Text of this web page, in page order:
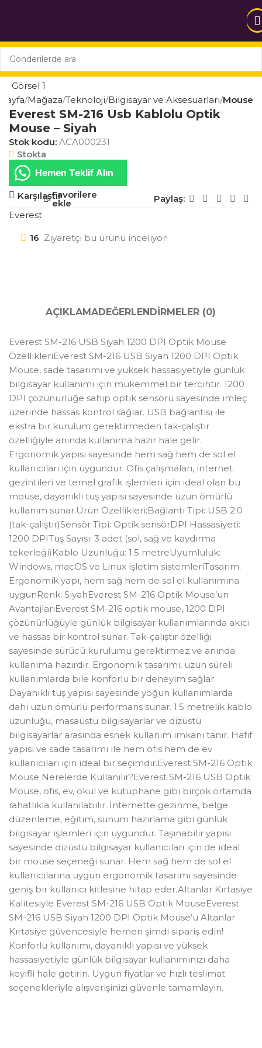
Mağaza Teknoloji Bilgisayar ve Aksesuarları Mouse
Everest SM-216 Usb Kablolu Optik
Mouse – Siyah
Stok kodu: ACA000231
Stokta
Hemen Teklif Alın
KarşılaştırFavorilere
ekle
Paylaş:
Everest
16 Ziyaretçi bu ürünü inceliyor!
AÇIKLAMADEĞERLENDIRMELER (0)
Everest SM-216 USB Siyah 1200 DPI Optik Mouse
ÖzellikleriEverest SM-216 USB Siyah 1200 DPI Optik
Mouse, sade tasarımı ve yüksek hassasiyetiyle günlük
bilgisayar kullanımı için mükemmel bir tercihtir. 1200
DPI çözünürlüğe sahip optik sensörü sayesinde imleç
üzerinde hassas kontrol sağlar. USB bağlantısı ile
ekstra bir kurulum gerektirmeden tak-çalıştır
özelliğiyle anında kullanıma hazır hale gelir.
Ergonomik yapısı sayesinde hem sağ hem de sol el
kullanıcıları için uygundur. Ofis çalışmaları, internet
gezintileri ve temel grafik işlemleri için ideal olan bu
mouse, dayanıklı tuş yapısı sayesinde uzun ömürlü
kullanım sunar.Ürün Özellikleri:Bağlantı Tipi: USB 2.0
(tak-çalıştır)Sensör Tipi: Optik sensörDPI Hassasiyeti:
1200 DPITuş Sayısı: 3 adet (sol, sağ ve kaydırma
tekerleği)Kablo Uzunluğu: 1.5 metreUyumluluk:
Windows, macOS ve Linux işletim sistemleriTasarım:
Ergonomik yapı, hem sağ hem de sol el kullanımına
uygunRenk: SiyahEverest SM-216 Optik Mouse’un
AvantajlarıEverest SM-216 optik mouse, 1200 DPI
çözünürlüğüyle günlük bilgisayar kullanımlarında akıcı
ve hassas bir kontrol sunar. Tak-çalıştır özelliği
sayesinde sürücü kurulumu gerektirmez ve anında
kullanıma hazırdır. Ergonomik tasarımı, uzun süreli
kullanımlarda bile konforlu bir deneyim sağlar.
Dayanıklı tuş yapısı sayesinde yoğun kullanımlarda
dahi uzun ömürlü performans sunar. 1.5 metrelik kablo
uzunluğu, masaüstü bilgisayarlar ve dizüstü
bilgisayarlar arasında esnek kullanım imkanı tanır. Hafif
yapısı ve sade tasarımı ile hem ofis hem de ev
kullanıcıları için ideal bir seçimdir.Everest SM-216 Optik
Mouse Nerelerde Kullanılır?Everest SM-216 USB Optik
Mouse, ofis, ev, okul ve kütüphane gibi birçok ortamda
rahatlıkla kullanılabilir. İnternette gezinme, belge
düzenleme, eğitim, sunum hazırlama gibi günlük
bilgisayar işlemleri için uygundur. Taşınabilir yapısı
sayesinde dizüstü bilgisayar kullanıcıları için de ideal
bir mouse seçeneği sunar. Hem sağ hem de sol el
kullanıcılarına uygun ergonomik tasarımı sayesinde
geniş bir kullanıcı kitlesine hitap eder.Altanlar Kırtasiye
Kalitesiyle Everest SM-216 USB Optik MouseEverest
SM-216 USB Siyah 1200 DPI Optik Mouse’u Altanlar
Kırtasiye güvencesiyle hemen şimdi sipariş edin!
Konforlu kullanımı, dayanıklı yapısı ve yüksek
hassasiyetiyle günlük bilgisayar kullanımınızı daha
keyifli hale getirin. Uygun fiyatlar ve hızlı teslimat
seçenekleriyle alışverişinizi güvenle tamamlayın.